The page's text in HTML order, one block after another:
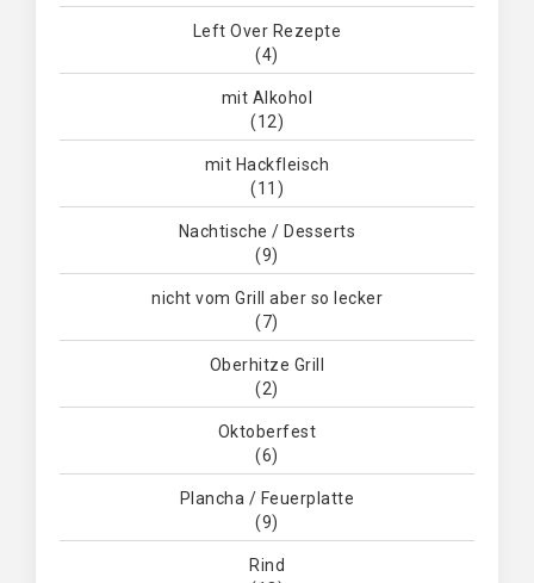
Left Over Rezepte
(4)
mit Alkohol
(12)
mit Hackfleisch
(11)
Nachtische / Desserts
(9)
nicht vom Grill aber so lecker
(7)
Oberhitze Grill
(2)
Oktoberfest
(6)
Plancha / Feuerplatte
(9)
Rind